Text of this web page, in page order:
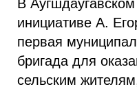
В
инициативе А.
первая
бригада для
сельским